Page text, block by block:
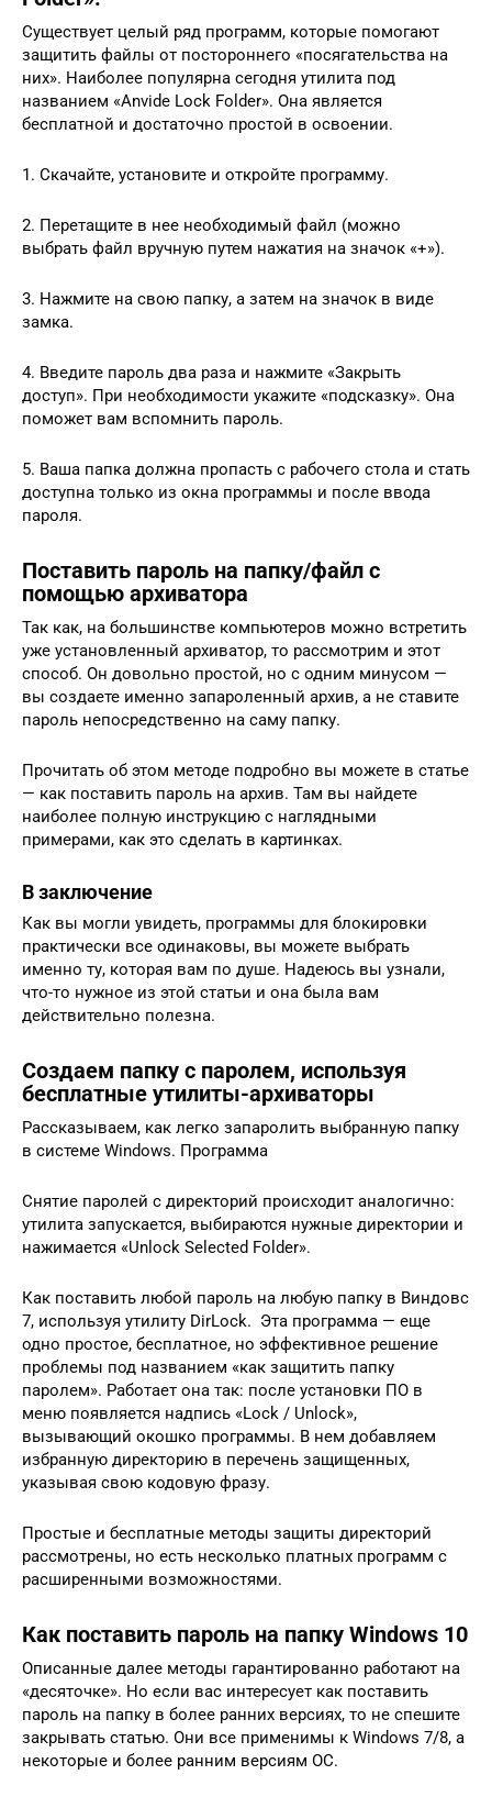
Существует целый ряд программ, которые помогают
защитить файлы от постороннего «посягательства на
них». Наиболее популярна сегодня утилита под
названием «Anvide Lock Folder». Она является
бесплатной и достаточно простой в освоении.
1. Скачайте, установите и откройте программу.
2. Перетащите в нее необходимый файл (можно
выбрать файл вручную путем нажатия на значок «+»).
3. Нажмите на свою папку, а затем на значок в виде
замка.
4. Введите пароль два раза и нажмите «Закрыть
доступ». При необходимости укажите «подсказку». Она
поможет вам вспомнить пароль.
5. Ваша папка должна пропасть с рабочего стола и стать
доступна только из окна программы и после ввода
пароля.
Поставить пароль на папку/файл с
помощью архиватора
Так как, на большинстве компьютеров можно встретить
уже установленный архиватор, то рассмотрим и этот
способ. Он довольно простой, но с одним минусом —
вы создаете именно запароленный архив, а не ставите
пароль непосредственно на саму папку.
Прочитать об этом методе подробно вы можете в статье
— как поставить пароль на архив. Там вы найдете
наиболее полную инструкцию с наглядными
примерами, как это сделать в картинках.
В заключение
Как вы могли увидеть, программы для блокировки
практически все одинаковы, вы можете выбрать
именно ту, которая вам по душе. Надеюсь вы узнали,
что-то нужное из этой статьи и она была вам
действительно полезна.
Создаем папку с паролем, используя
бесплатные утилиты-архиваторы
Рассказываем, как легко запаролить выбранную папку
в системе Windows. Программа
Снятие паролей с директорий происходит аналогично:
утилита запускается, выбираются нужные директории и
нажимается «Unlock Selected Folder».
Как поставить любой пароль на любую папку в Виндовс
7, используя утилиту DirLock. Эта программа — еще
одно простое, бесплатное, но эффективное решение
проблемы под названием «как защитить папку
паролем». Работает она так: после установки ПО в
меню появляется надпись «Lock / Unlock»,
вызывающий окошко программы. В нем добавляем
избранную директорию в перечень защищенных,
указывая свою кодовую фразу.
Простые и бесплатные методы защиты директорий
рассмотрены, но есть несколько платных программ с
расширенными возможностями.
Как поставить пароль на папку Windows 10
Описанные далее методы гарантированно работают на
«десяточке». Но если вас интересует как поставить
пароль на папку в более ранних версиях, то не спешите
закрывать статью. Они все применимы к Windows 7/8, а
некоторые и более ранним версиям ОС.